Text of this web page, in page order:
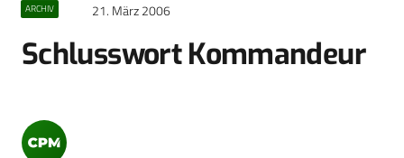
ARCHIV 21. März 2006
Schlusswort Kommandeur